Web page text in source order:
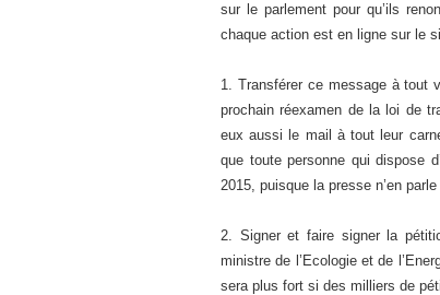
sur le parlement pour qu’ils
chaque action est en ligne sur le
1. Transférer ce message à tout
prochain réexamen de la loi de
eux aussi le mail à tout leur
que toute personne qui dispose
2015, puisque la presse n’en
2. Signer et faire signer la
ministre de l’Ecologie et de
sera plus fort si des milliers de